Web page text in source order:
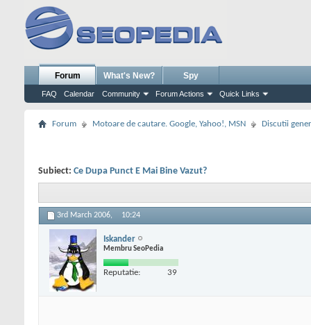
Forum
FAQ Calendar Community Forum Actions Quick Links
What's New? Spy
Forum Motoare de cautare. Google, Yahoo!, MSN Discutii
Subiect: Ce Dupa Punct E Mai Bine Vazut?
3rd March 2006, 10:24
Iskander
Membru SeoPedia
Reputatie: 39